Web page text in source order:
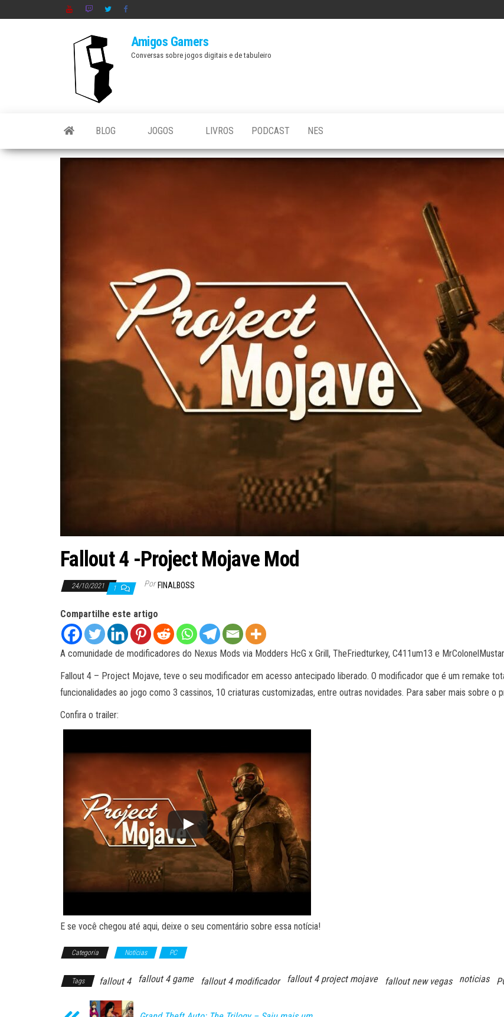
Amigos Gamers
Conversas sobre jogos digitais e de tabuleiro
BLOG JOGOS LIVROS PODCAST NES
Fallout 4 -Project Mojave Mod
24/10/2021 1 Por FINALBOSS
Compartilhe este artigo
A comunidade de modificadores do Nexus Mods via Modders HcG x Grill, TheFriedturkey, C411um13 e
Fallout 4 – Project Mojave, teve o seu modificador em acesso antecipado liberado. O modificador que é um remake
funcionalidades ao jogo como 3 cassinos, 10 criaturas customizadas, entre outras novidades. Para saber mais sobre o
Confira o trailer:
E se você chegou até aqui, deixe o seu comentário sobre essa notícia!
Categoria Notícias PC
Tags fallout 4 fallout 4 game fallout 4 modificador fallout 4 project mojave fallout new vegas noticias